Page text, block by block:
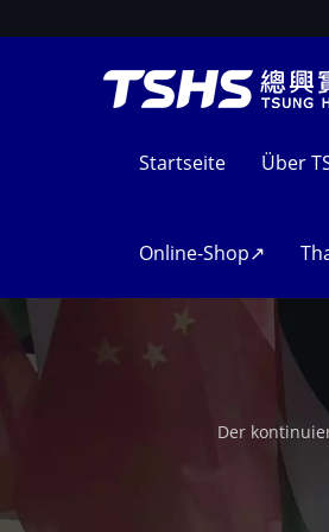
Startseite Über
Online-Shop↗
Der
Frittierbetriebs,
senkt die